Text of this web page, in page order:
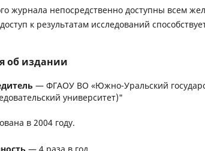
журнала непосредственно доступны всем
к результатам исследований
об издании
— ФГАОУ ВО «Южно-Уральский
университет)"
в 2004 году.